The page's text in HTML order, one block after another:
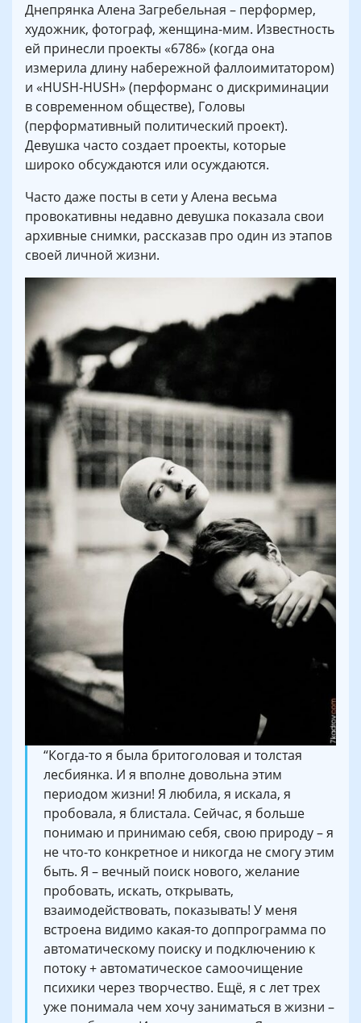
Днепрянка Алена Загребельная – перформер,
художник, фотограф, женщина-мим. Известность
ей принесли проекты «6786» (когда она
измерила длину набережной фаллоимитатором)
и «HUSH-HUSH» (перформанс о дискриминации
в современном обществе), Головы
(перформативный политический проект).
Девушка часто создает проекты, которые
широко обсуждаются или осуждаются.
Часто даже посты в сети у Алена весьма
провокативны недавно девушка показала свои
архивные снимки, рассказав про один из этапов
своей личной жизни.
“Когда-то я была бритоголовая и толстая
лесбиянка. И я вполне довольна этим
периодом жизни! Я любила, я искала, я
пробовала, я блистала. Сейчас, я больше
понимаю и принимаю себя, свою природу – я
не что-то конкретное и никогда не смогу этим
быть. Я – вечный поиск нового, желание
пробовать, искать, открывать,
взаимодействовать, показывать! У меня
встроена видимо какая-то доппрограмма по
автоматическому поиску и подключению к
потоку + автоматическое самоочищение
психики через творчество. Ещё, я с лет трех
уже понимала чем хочу заниматься в жизни –